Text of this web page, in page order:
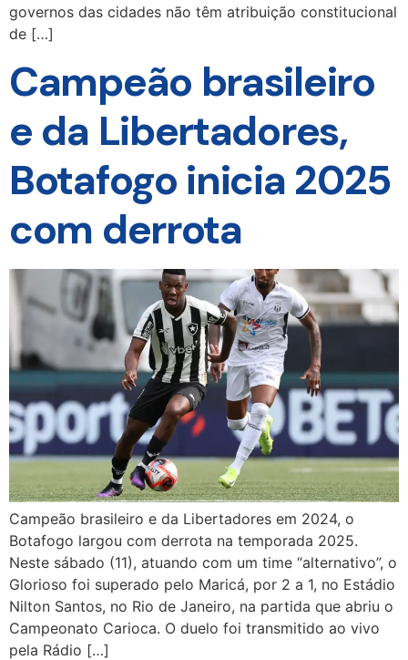
governos das cidades não têm atribuição constitucional
de […]
Campeão brasileiro
e da Libertadores,
Botafogo inicia 2025
com derrota
Campeão brasileiro e da Libertadores em 2024, o
Botafogo largou com derrota na temporada 2025.
Neste sábado (11), atuando com um time “alternativo”, o
Glorioso foi superado pelo Maricá, por 2 a 1, no Estádio
Nilton Santos, no Rio de Janeiro, na partida que abriu o
Campeonato Carioca. O duelo foi transmitido ao vivo
pela Rádio […]